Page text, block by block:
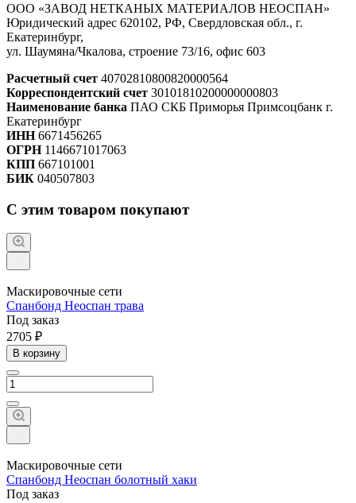
ООО «ЗАВОД НЕТКАНЫХ МАТЕРИАЛОВ НЕОСПАН»
Юридический адрес 620102, РФ, Свердловская обл., г.
Екатеринбург,
ул. Шаумяна/Чкалова, строение 73/16, офис 603
Расчетный счет 40702810800820000564
Корреспондентский счет 30101810200000000803
Наименование банка ПАО СКБ Приморья Примсоцбанк г.
Екатеринбург
ИНН6671456265
ОГРН1146671017063
КПП 667101001
БИК 040507803
С этим товаром покупают
Маскировочные сети
Спанбонд Неоспан трава
Под заказ
2705 ₽
В корзину
Маскировочные сети
Спанбонд Неоспан болотный хаки
Под заказ